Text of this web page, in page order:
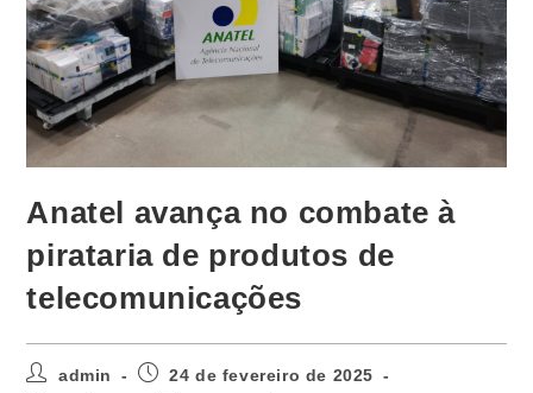
Anatel avança no combate à
pirataria de produtos de
telecomunicações
admin
24 de fevereiro de 2025